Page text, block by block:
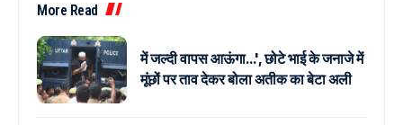
More Read
में जल्दी वापस आऊंगा…', छोटे भाई के जनाजे में
मूंछों पर ताव देकर बोला अतीक का बेटा अली